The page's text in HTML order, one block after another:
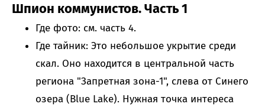
Шпион коммунистов. Часть 1
Где фото: см. часть 4.
Где тайник: Это небольшое укрытие среди
скал. Оно находится в центральной часть
региона "Запретная зона-1", слева от Синего
озера (Blue Lake). Нужная точка интереса